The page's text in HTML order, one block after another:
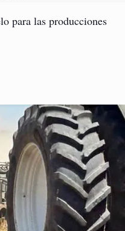
para las producciones